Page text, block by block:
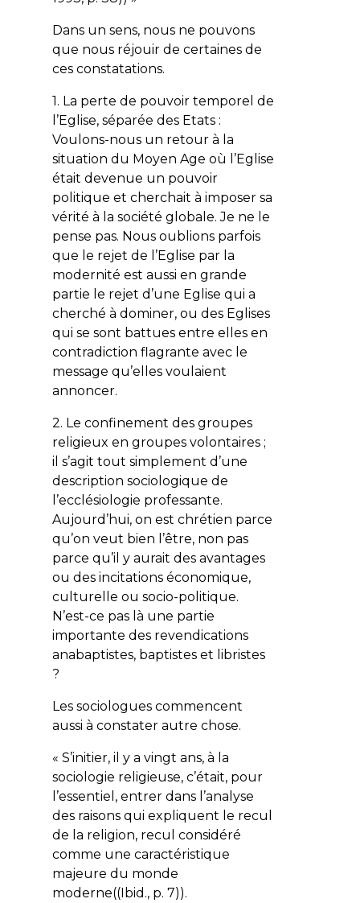
Dans un sens, nous ne pouvons
que nous réjouir de certaines de
ces constatations.
1. La perte de pouvoir temporel de
l’Eglise, séparée des Etats :
Voulons-nous un retour à la
situation du Moyen Age où l’Eglise
était devenue un pouvoir
politique et cherchait à imposer sa
vérité à la société globale. Je ne le
pense pas. Nous oublions parfois
que le rejet de l’Eglise par la
modernité est aussi en grande
partie le rejet d’une Eglise qui a
cherché à dominer, ou des Eglises
qui se sont battues entre elles en
contradiction flagrante avec le
message qu’elles voulaient
annoncer.
2. Le confinement des groupes
religieux en groupes volontaires ;
il s’agit tout simplement d’une
description sociologique de
l’ecclésiologie professante.
Aujourd’hui, on est chrétien parce
qu’on veut bien l’être, non pas
parce qu’il y aurait des avantages
ou des incitations économique,
culturelle ou socio-politique.
N’est-ce pas là une partie
importante des revendications
anabaptistes, baptistes et libristes
?
Les sociologues commencent
aussi à constater autre chose.
« S’initier, il y a vingt ans, à la
sociologie religieuse, c’était, pour
l’essentiel, entrer dans l’analyse
des raisons qui expliquent le recul
de la religion, recul considéré
comme une caractéristique
majeure du monde
moderne((Ibid., p. 7)).